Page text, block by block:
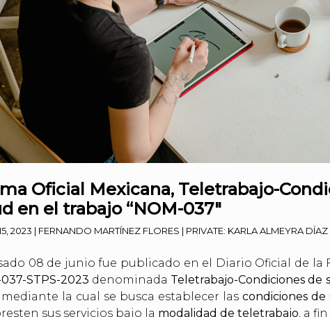
Oficial Mexicana, Teletrabajo-
en el trabajo “NOM-037″
2023 | FERNANDO MARTÍNEZ FLORES | PRIVATE: KARLA ALMEYRA DÍAZ
08 de junio fue publicado en el Diario Oficial de la
STPS-2023 denominada Teletrabajo-Condiciones de
mediante la cual se busca establecer lascondiciones
sus servicios bajo la modalidad de teletrabajo, a